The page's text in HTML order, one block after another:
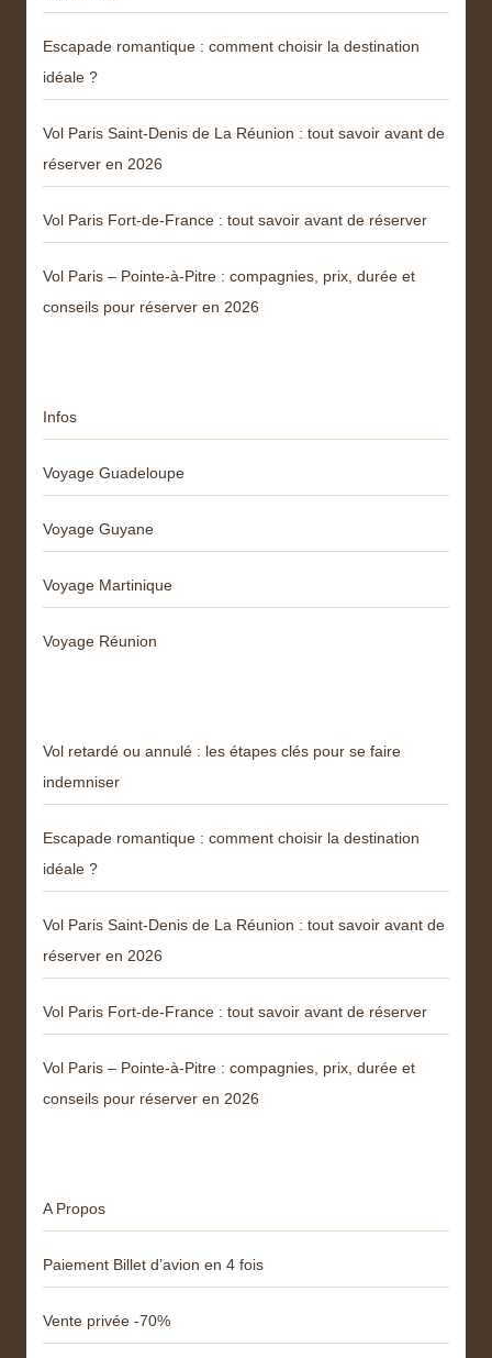
Escapade romantique : comment choisir la destination
idéale ?
Vol Paris Saint-Denis de La Réunion : tout savoir avant de
réserver en 2026
Vol Paris Fort-de-France : tout savoir avant de réserver
Vol Paris – Pointe-à-Pitre : compagnies, prix, durée et
conseils pour réserver en 2026
Infos
Voyage Guadeloupe
Voyage Guyane
Voyage Martinique
Voyage Réunion
Vol retardé ou annulé : les étapes clés pour se faire
indemniser
Escapade romantique : comment choisir la destination
idéale ?
Vol Paris Saint-Denis de La Réunion : tout savoir avant de
réserver en 2026
Vol Paris Fort-de-France : tout savoir avant de réserver
Vol Paris – Pointe-à-Pitre : compagnies, prix, durée et
conseils pour réserver en 2026
A Propos
Paiement Billet d’avion en 4 fois
Vente privée -70%